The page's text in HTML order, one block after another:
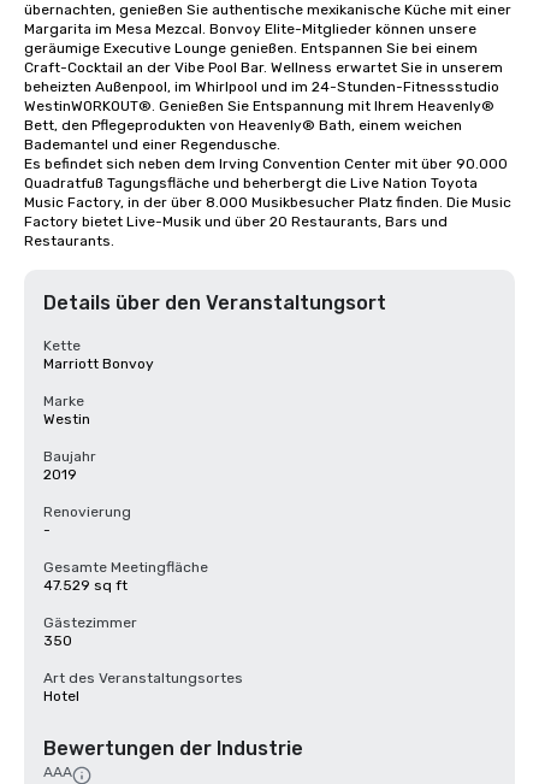
übernachten, genießen Sie authentische mexikanische Küche mit einer
Margarita im Mesa Mezcal. Bonvoy Elite-Mitglieder können unsere
geräumige Executive Lounge genießen. Entspannen Sie bei einem
Craft-Cocktail an der Vibe Pool Bar. Wellness erwartet Sie in unserem
beheizten Außenpool, im Whirlpool und im 24-Stunden-Fitnessstudio
WestinWORKOUT®. Genießen Sie Entspannung mit Ihrem Heavenly®
Bett, den Pflegeprodukten von Heavenly® Bath, einem weichen
Bademantel und einer Regendusche.
Es befindet sich neben dem Irving Convention Center mit über 90.000
Quadratfuß Tagungsfläche und beherbergt die Live Nation Toyota
Music Factory, in der über 8.000 Musikbesucher Platz finden. Die Music
Factory bietet Live-Musik und über 20 Restaurants, Bars und
Restaurants.
Details über den Veranstaltungsort
Kette
Marriott Bonvoy
Marke
Westin
Baujahr
2019
Renovierung
-
Gesamte Meetingfläche
47.529 sq ft
Gästezimmer
350
Art des Veranstaltungsortes
Hotel
Bewertungen der Industrie
AAA